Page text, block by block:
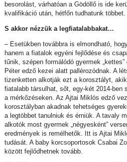
besorolást, várhatóan a Gödöllő is ide
kvalifikáció után, hétfőn tudhatunk többet.
S akkor nézzük a legfiatalabbakat…
– Esetükben továbbra is elmondható,
hanem a fiatalok egyéni fejlődése és
tűnik, szépen formálódó gyermek
Péter edző kezei alatt pallérozódnak. A
tizenketten alkotják ezt a korosztályt,
fiatalabb társulhat, sőt, egy-két 2014-
a mérkőzéseken. Az Ajtai Miklós edző
korosztályban akadnak tehetséges
a legtöbbet tanulniuk és érniük. A tavaly
alkotók most gyermek „négyesként”
eredmények is remélhetők. Itt is Ajtai
tudását. A baby korcsoportosok Csabai
között fejlődhetnek tovább.